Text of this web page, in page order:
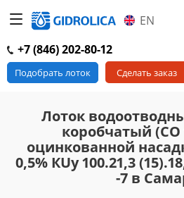
EN
+7 (846) 202-80-12
Подобрать лоток Сделать заказ
Лоток
коробчатый (СО
оцинкованной
0,5% КUу 100.21,3
-7 в